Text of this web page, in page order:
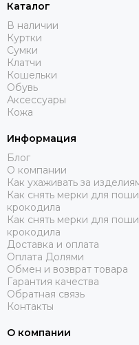
Каталог
В наличии
Куртки
Сумки
Клатчи
Кошельки
Обувь
Аксессуары
Кожа
Информация
Блог
О компании
Как ухаживать за
Как снять мерки для
крокодила
Как снять мерки для
крокодила
Доставка и оплата
Оплата Долями
Обмен и возврат товара
Гарантия качества
Обратная связь
Контакты
О компании